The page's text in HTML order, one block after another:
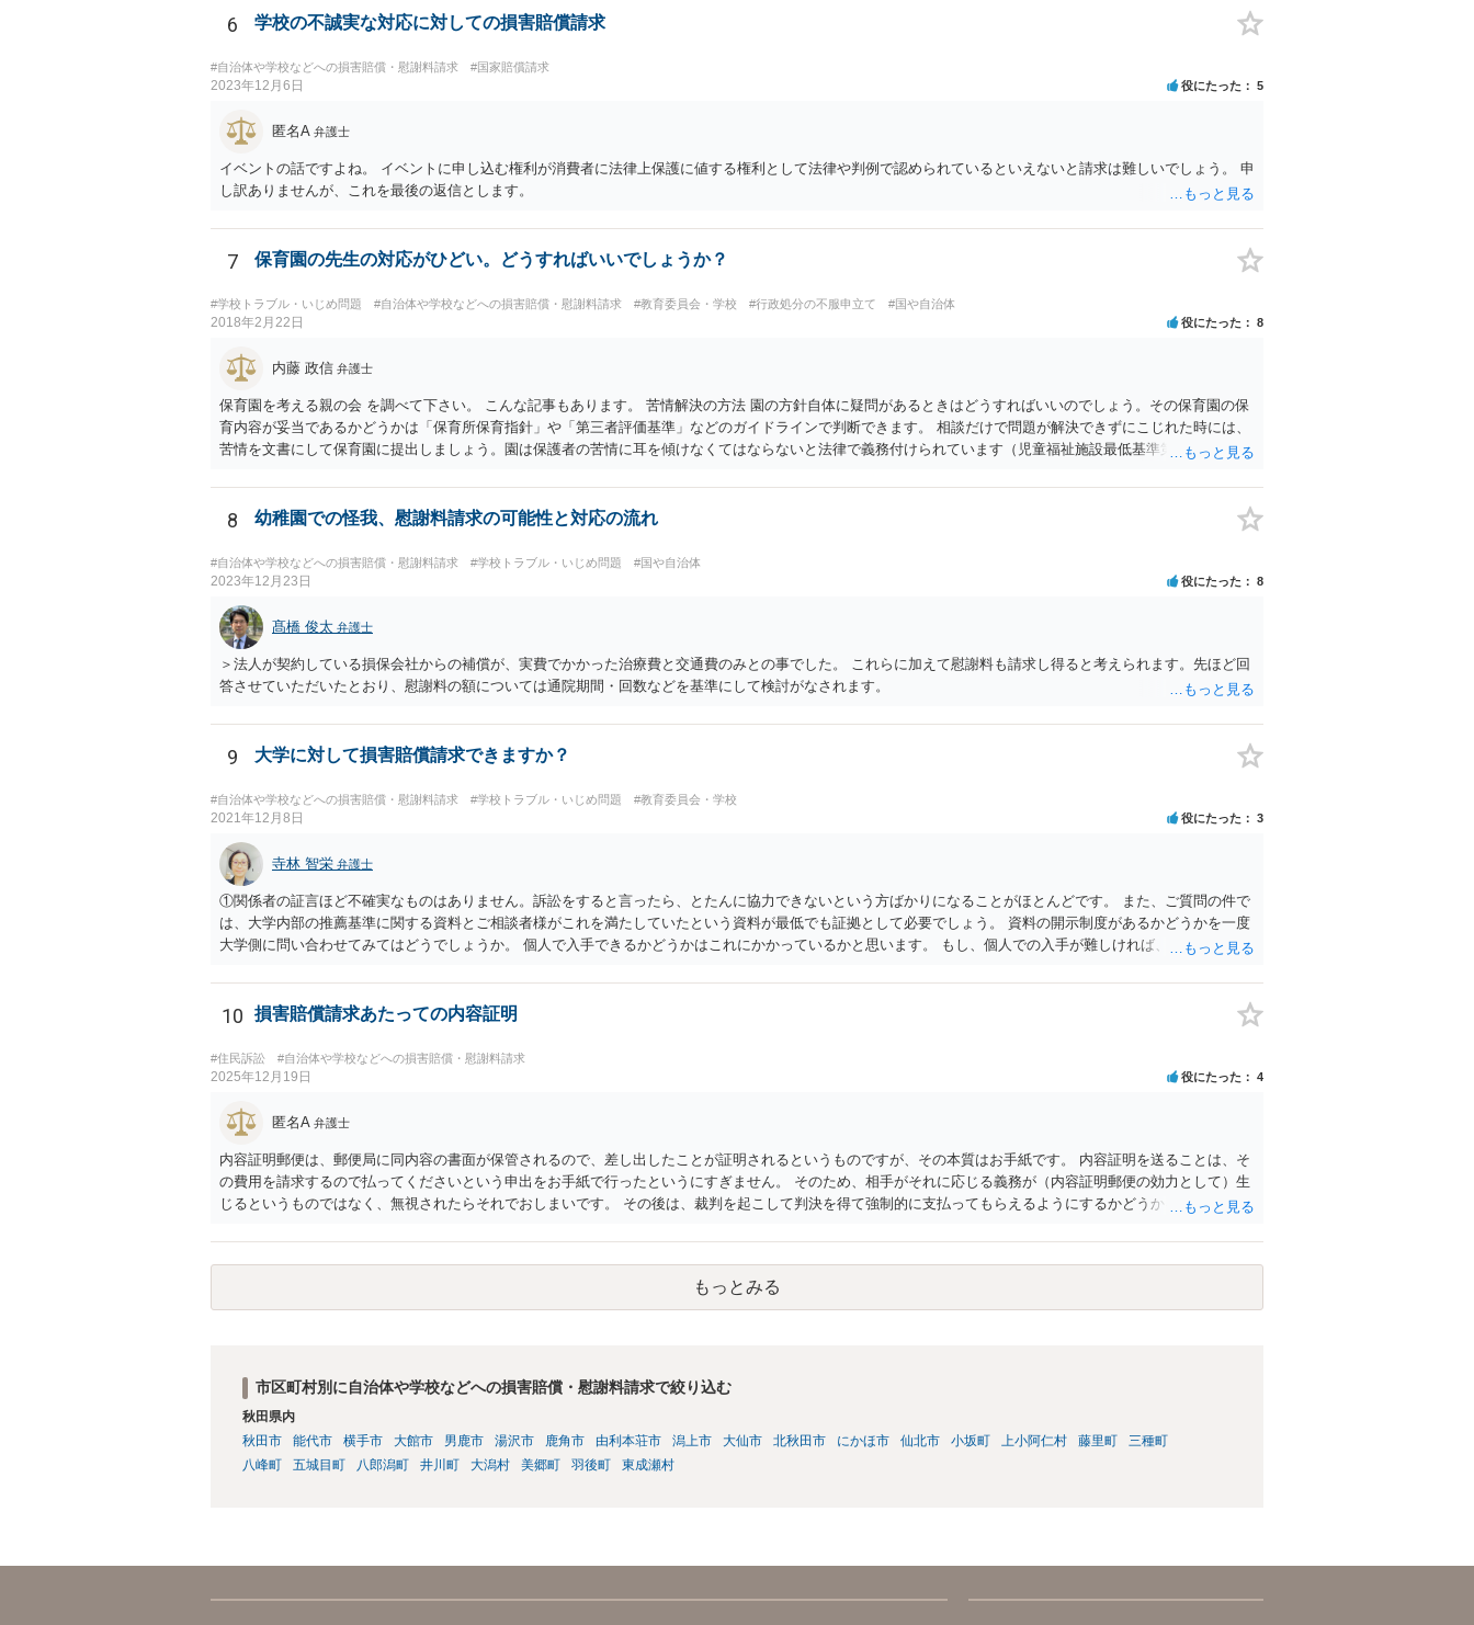
されており、卒業式時点では、そのこと自体は過去の事実として間違いないので、卒業証書自体の無効かどうかという法的な効力を議論するものではないでしょ
接関係しないと思います。
6 学校の不誠実な対応に対しての損害賠償請求
#自治体や学校などへの損害賠償・慰謝料請求 #国家賠償請求
2023年12月6日 役にたった 5
匿名A 弁護士
イベントの話ですよね。 イベントに申し込む権利が消費者に法律上保護に値する権利として法律や判例で認められているといえないと請求は難しいでしょう。 申
し訳ありませんが、これを最後の返信とします。
7 保育園の先生の対応がひどい。どうすればいいでしょうか？
#学校トラブル・いじめ問題 #自治体や学校などへの損害賠償・慰謝料請求 #教育委員会・学校 #行政処分の不服申立て #国や自治体
2018年2月22日 役にたった 8
内藤 政信 弁護士
保育園を考える親の会 を調べて下さい。 こんな記事もあります。 苦情解決の方法 園の方針自体に疑問があるときはどうすればいいのでしょう。その保育園の保
育内容が妥当であるかどうかは「保育所保育指針」や「第三者評価基準」などのガイドラインで判断できます。 相談だけで問題が解決できずにこじれた時には、
苦情を文書にして保育園に提出しましょう。園は保護者の苦情に耳を傾けなくてはならないと法律で義務付けられています（児童福祉施設最低基準第十四条の
上げることになります。また、都道府県には「福祉サービス運営適正化委員会」が設置されています。 認可保育所はもちろんのこと、認可外の保育施設でも補助
金を受けている施設は、市や区、都道府県などの責任の範囲内にありますから、役所も相談に応じなくてはなりません。
8 幼稚園での怪我、慰謝料請求の可能性と対応の流れ
#自治体や学校などへの損害賠償・慰謝料請求 #学校トラブル・いじめ問題 #国や自治体
2023年12月23日 役にたった 8
髙橋 俊太 弁護士
＞法人が契約している損保会社からの補償が、実費でかかった治療費と交通費のみとの事でした。 これらに加えて慰謝料も請求し得ると考えられます。先ほど回
答させていただいたとおり、慰謝料の額については通院期間・回数などを基準にして検討がなされます。
9 大学に対して損害賠償請求できますか？
#自治体や学校などへの損害賠償・慰謝料請求 #学校トラブル・いじめ問題 #教育委員会・学校
2021年12月8日 役にたった 3
寺林 智栄 弁護士
①関係者の証言ほど不確実なものはありません。訴訟をすると言ったら、とたんに協力できないという方ばかりになることがほとんどです。 また、ご質問の件で
は、大学内部の推薦基準に関する資料とご相談者様がこれを満たしていたという資料が最低でも証拠として必要でしょう。 資料の開示制度があるかどうかを一度
大学側に問い合わせてみてはどうでしょうか。 個人で入手できるかどうかはこれにかかっているかと思います。 もし、個人での入手が難しければ、弁護士にまず
（数十万）であれば認められる可能性はあるかもしれません。 ですが、推薦がある場合に必ずB社に採用されることが保証されているのでなければ、給与差額分
の賠償までは難しいと思います。 ですので、お金をかけて訴訟をしても得るものが少ない可能性は高いと思われます。 ただ、この点に関しては弁護士によって見
10 損害賠償請求あたっての内容証明
#住民訴訟 #自治体や学校などへの損害賠償・慰謝料請求
2025年12月19日 役にたった 4
匿名A 弁護士
内容証明郵便は、郵便局に同内容の書面が保管されるので、差し出したことが証明されるというものですが、その本質はお手紙です。 内容証明を送ることは、そ
の費用を請求するので払ってくださいという申出をお手紙で行ったというにすぎません。 そのため、相手がそれに応じる義務が（内容証明郵便の効力として）生
じるというものではなく、無視されたらそれでおしまいです。 その後は、裁判を起こして判決を得て強制的に支払ってもらえるようにするかどうかを検討する必
べきです。 単に内容証明郵便を作ってもらうだけでよいのかどうか（これだけなら数万円でしょう）、その後の交渉を依頼するかどうか、請求金額との関係で、
赤字になるかもしれないので、交渉の依頼はしないのか、など、検討すべき点はいろいろありますので、まずは、お近くの弁護士に直接相談してみてください。
もっとみる
市区町村別に自治体や学校などへの損害賠償・慰謝料請求で絞り込む
秋田県内
秋田市
能代市 横手市 大館市 男鹿市 湯沢市 鹿角市 由利本荘市 潟上市 大仙市 北秋田市 にかほ市 仙北市 小坂町 上小阿仁村 藤里町
三種町
八峰町
五城目町 八郎潟町 井川町 大潟村 美郷町 羽後町 東成瀬村